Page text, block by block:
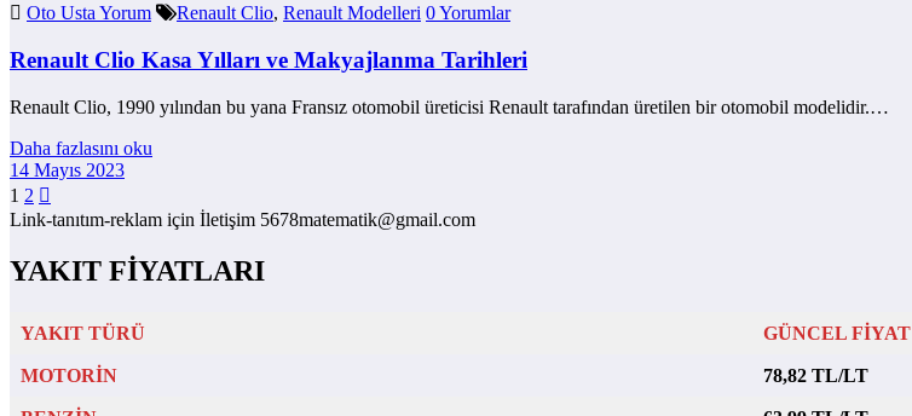
Oto Usta Yorum
Renault Clio, Renault Modelleri 0 Yorumlar
Renault Clio Kasa Yılları ve Makyajlanma Tarihleri
Renault Clio, 1990 yılından bu yana Fransız otomobil üreticisi Renault tarafından üretilen bir otomobil modelidir.…
Daha fazlasını oku
14 Mayıs 2023
Yazı
sayfalaması
1 2
Link-tanıtım-reklam için İletişim 5678matematik@gmail.com
YAKIT FİYATLARI
YAKIT TÜRÜ GÜNCEL FİYAT
MOTORİN 78,82 TL/LT